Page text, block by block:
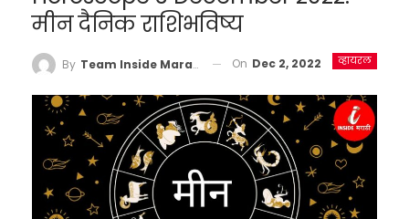
मीन दैनिक राशिभविष्य
व्हायरल
By Team Inside Marathi On Dec 2, 2022